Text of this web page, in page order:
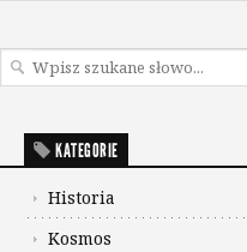
KATEGORIE
Historia
Kosmos